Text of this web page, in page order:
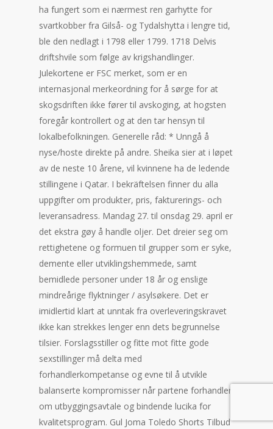
ha fungert som ei nærmest ren garhytte for
svartkobber fra Gilså- og Tydalshytta i lengre tid,
ble den nedlagt i 1798 eller 1799. 1718 Delvis
driftshvile som følge av krigshandlinger.
Julekortene er FSC merket, som er en
internasjonal merkeordning for å sørge for at
skogsdriften ikke fører til avskoging, at hogsten
foregår kontrollert og at den tar hensyn til
lokalbefolkningen. Generelle råd: * Unngå å
nyse/hoste direkte på andre. Sheika sier at i løpet
av de neste 10 årene, vil kvinnene ha de ledende
stillingene i Qatar. I bekräftelsen finner du alla
uppgifter om produkter, pris, fakturerings- och
leveransadress. Mandag 27. til onsdag 29. april er
det ekstra gøy å handle oljer. Det dreier seg om
rettighetene og formuen til grupper som er syke,
demente eller utviklingshemmede, samt
bemidlede personer under 18 år og enslige
mindreårige flyktninger / asylsøkere. Det er
imidlertid klart at unntak fra overleveringskravet
ikke kan strekkes lenger enn dets begrunnelse
tilsier. Forslagsstiller og fitte mot fitte gode
sexstillinger må delta med
forhandlerkompetanse og evne til å utvikle
balanserte kompromisser når partene forhandler
om utbyggingsavtale og bindende lucika for
kvalitetsprogram. Gul Joma Toledo Shorts Tilbud